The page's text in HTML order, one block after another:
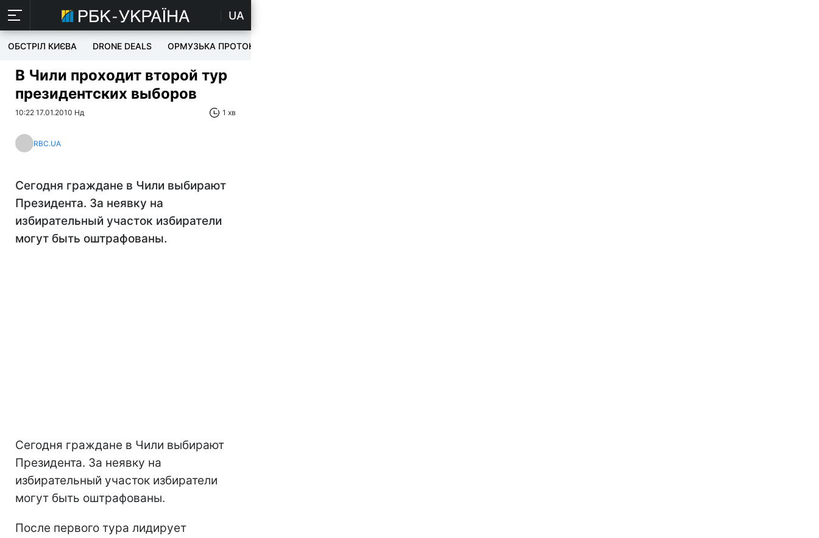
UA
ОБСТРІЛ КИЄВА DRONE DEALS ОРМУЗЬКА ПРОТОКА
В Чили проходит второй тур
президентских выборов
10:22 17.01.2010 Нд 1 хв
RBC.UA
Сегодня граждане в Чили выбирают
Президента. За неявку на
избирательный участок избиратели
могут быть оштрафованы.
Сегодня граждане в Чили выбирают
Президента. За неявку на
избирательный участок избиратели
могут быть оштрафованы.
После первого тура лидирует